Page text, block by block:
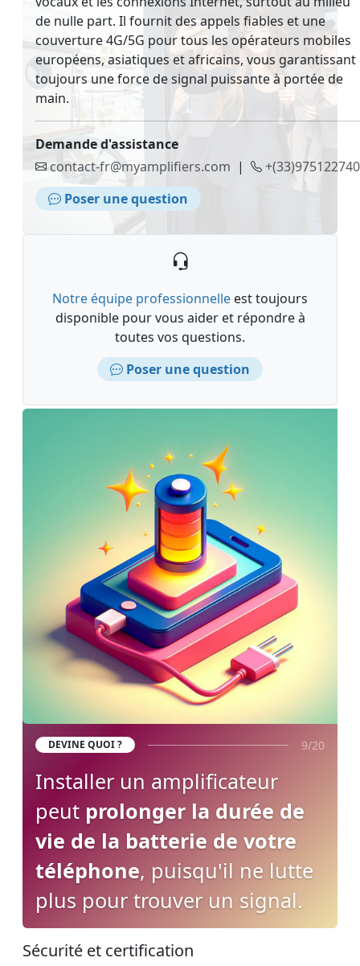
de nulle part. Il fournit des appels fiables et une
couverture 4G/5G pour tous les opérateurs mobiles
européens, asiatiques et africains, vous garantissant
toujours une force de signal puissante à portée de
main.
Demande d'assistance
contact-fr@myamplifiers.com |
+(33)975122740
Poser une question
Notre équipe professionnelle est toujours
disponible pour vous aider et répondre à
toutes vos questions.
Poser une question
DEVINE QUOI ? 9/20
Installer un amplificateur
peut prolonger la durée de
vie de la batterie de votre
téléphone, puisqu'il ne lutte
plus pour trouver un signal.
Sécurité et certification